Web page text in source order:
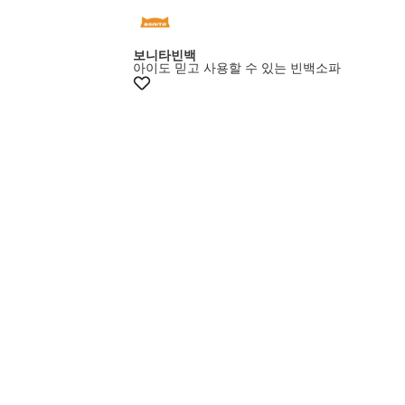
+5% 쿠폰
보니타빈백
아이도 믿고 사용할 수 있는 빈백소파